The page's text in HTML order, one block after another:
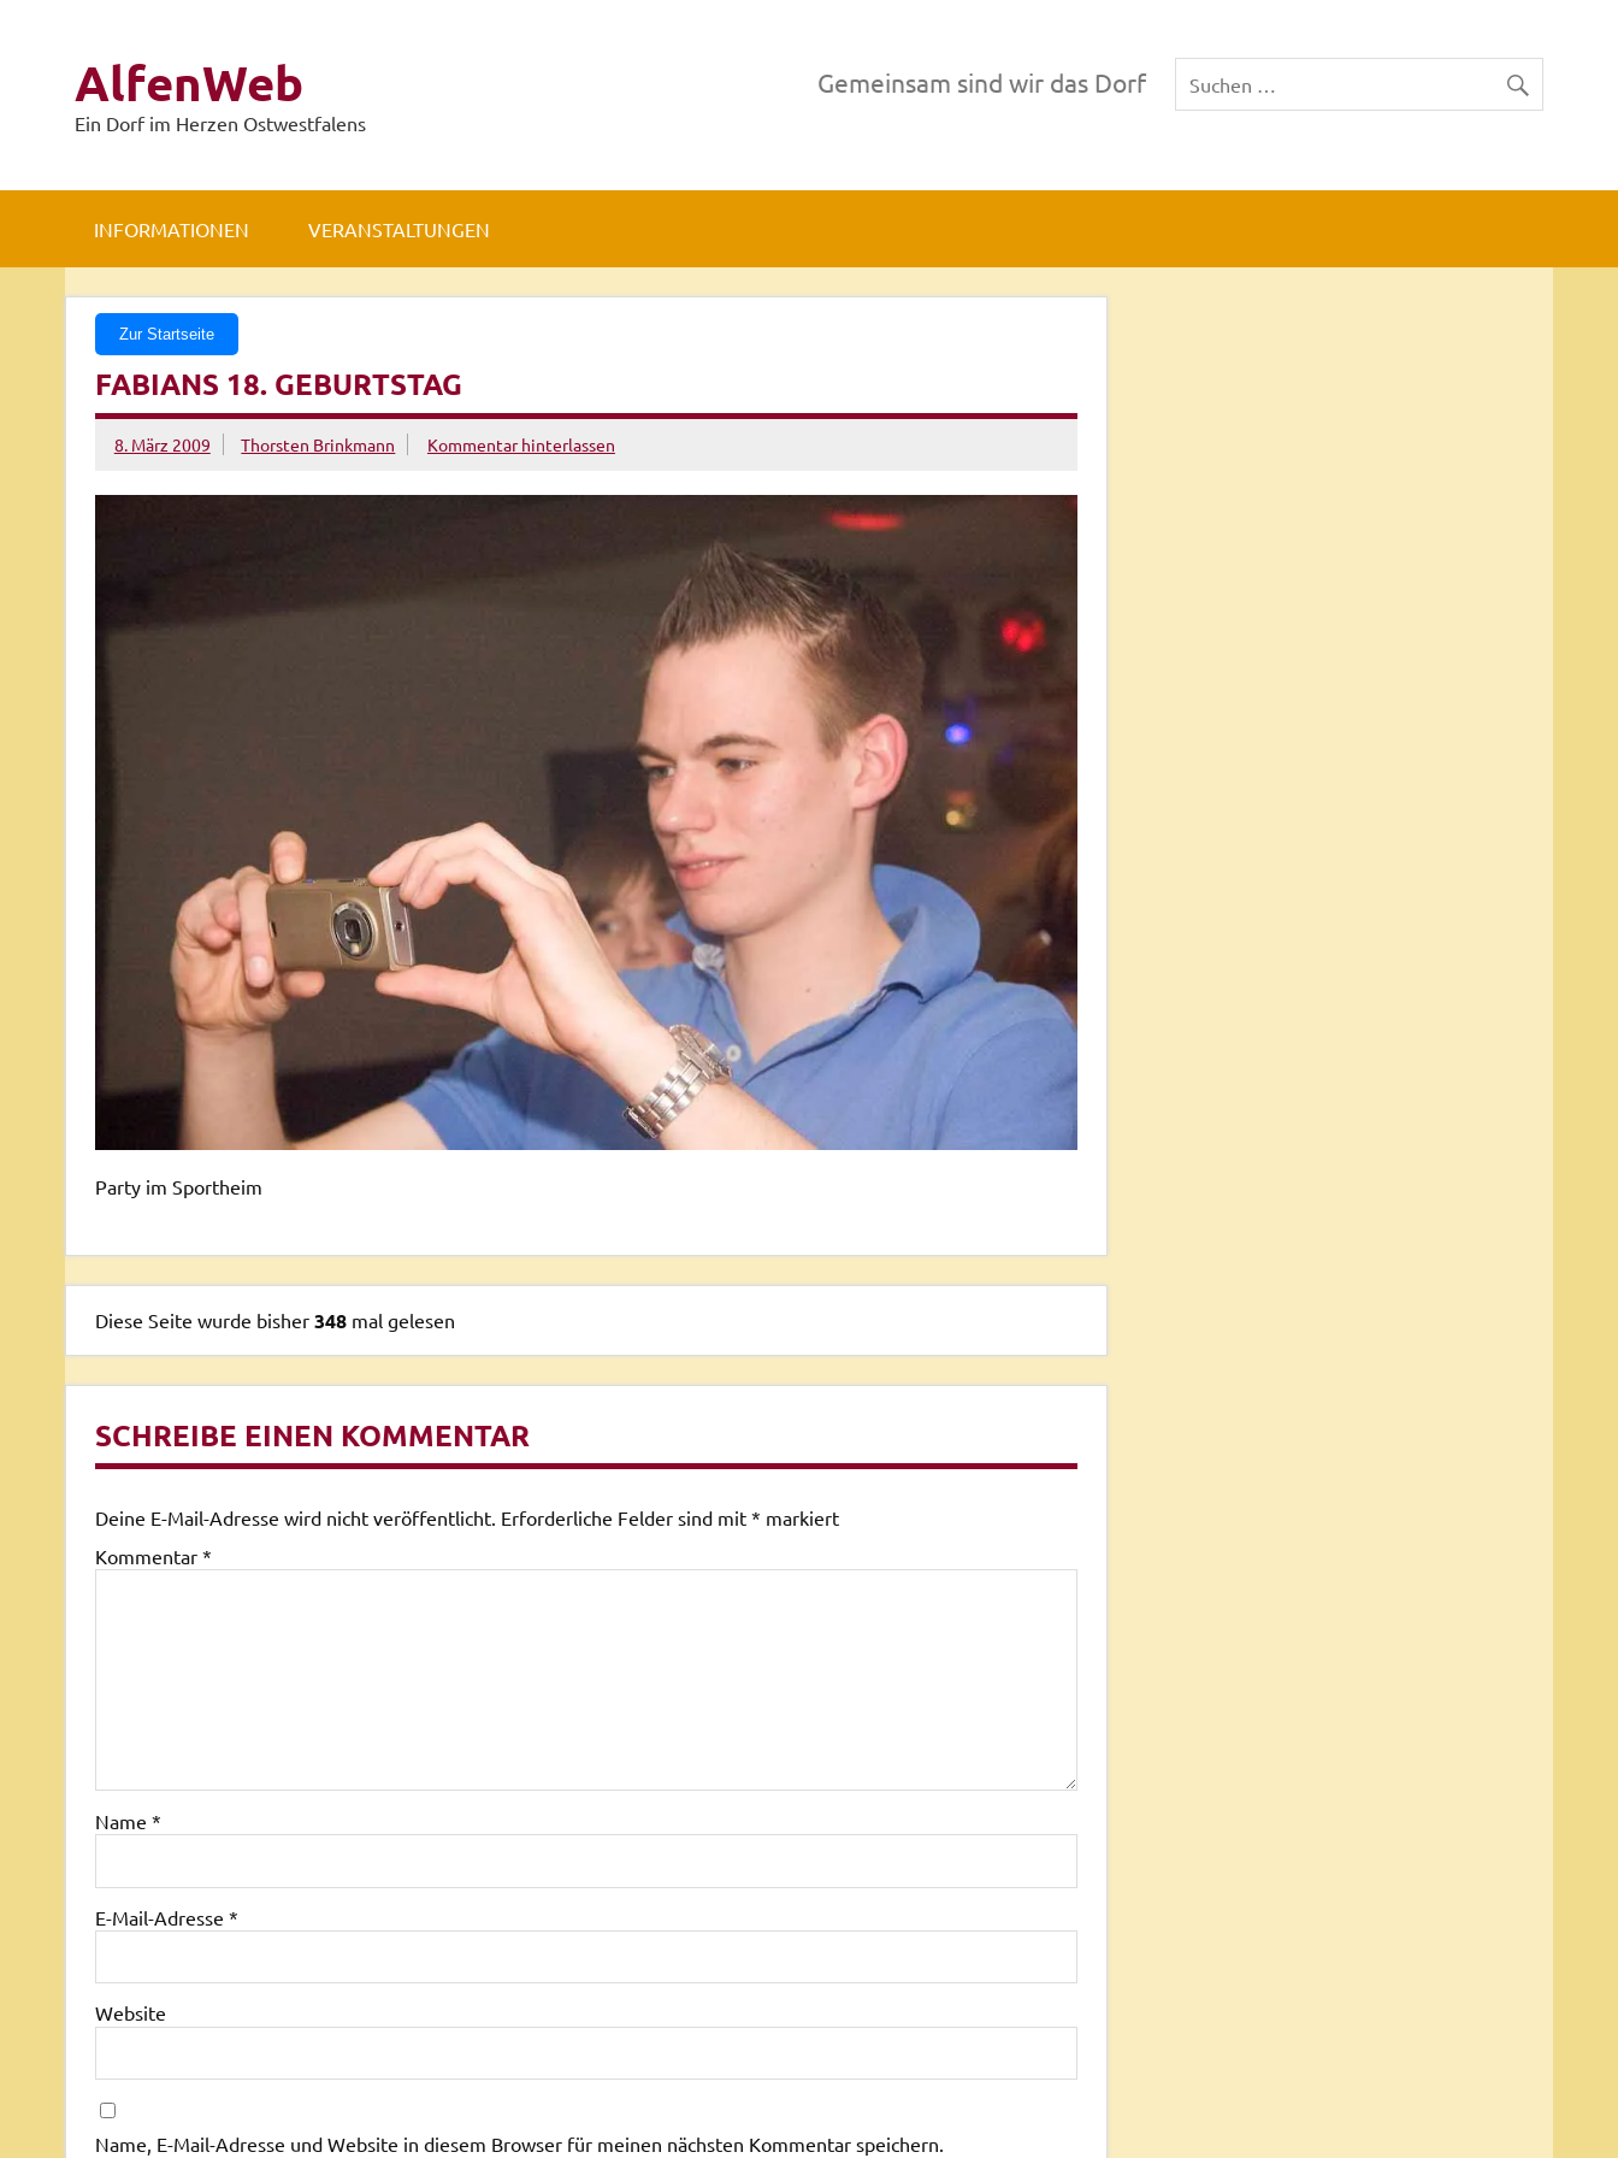
AlfenWeb
Ein Dorf im Herzen Ostwestfalens
Gemeinsam sind wir das Dorf
INFORMATIONEN VERANSTALTUNGEN
Zur Startseite
FABIANS 18. GEBURTSTAG
8. März 2009 Thorsten Brinkmann Kommentar hinterlassen
Party im Sportheim
Diese Seite wurde bisher348 mal gelesen
SCHREIBE EINEN KOMMENTAR
Deine E-Mail-Adresse wird nicht veröffentlicht. Erforderliche Felder sind mit * markiert
Kommentar *
Name *
E-Mail-Adresse *
Website
Name, E-Mail-Adresse und Website in diesem Browser für meinen nächsten Kommentar speichern.